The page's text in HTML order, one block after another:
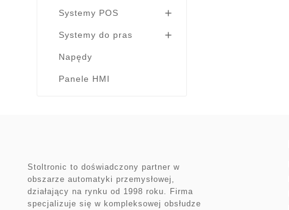
Systemy POS 
Systemy do pras 
Napędy
Panele HMI
Stoltronic to doświadczony partner w
obszarze automatyki przemysłowej,
działający na rynku od 1998 roku. Firma
specjalizuje się w kompleksowej obsłudze